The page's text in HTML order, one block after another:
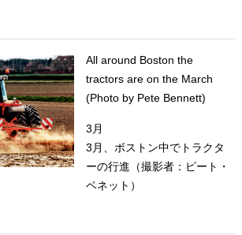
All around Boston the
tractors are on the March
(Photo by Pete Bennett)
3月
3月、ボストン中でトラクタ
ーの行進（撮影者：ピート・
ベネット）